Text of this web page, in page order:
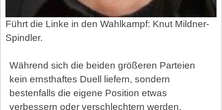
Führt die Linke in den Wahlkampf: Knut Mildner-
Spindler.
Während sich die beiden größeren Parteien
kein ernsthaftes Duell liefern, sondern
bestenfalls die eigene Position etwas
verbessern oder verschlechtern werden,